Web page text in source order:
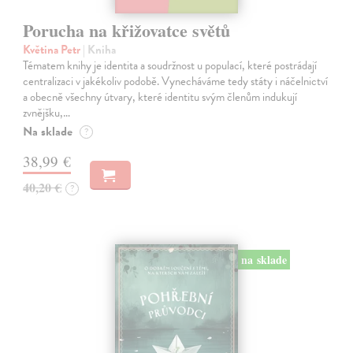
Porucha na křižovatce světů
Květina Petr| Kniha
Tématem knihy je identita a soudržnost u populací, které postrádají
centralizaci v jakékoliv podobě. Vynecháváme tedy státy i náčelnictví
a obecně všechny útvary, které identitu svým členům indukují
zvnějšku,…
Na sklade ?
38,99 €
40,20 € ?
na sklade